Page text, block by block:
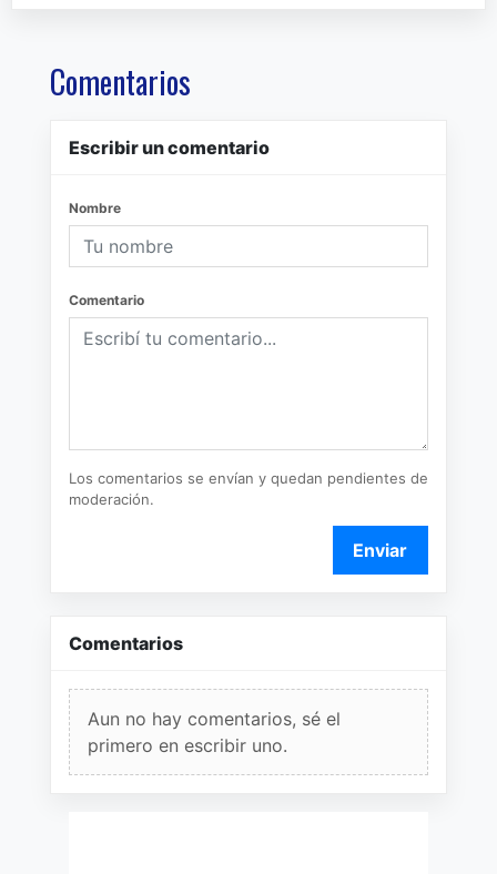
Comentarios
Escribir un comentario
Nombre
Comentario
Los comentarios se envían y quedan pendientes de
moderación.
Enviar
Comentarios
Aun no hay comentarios, sé el
primero en escribir uno.